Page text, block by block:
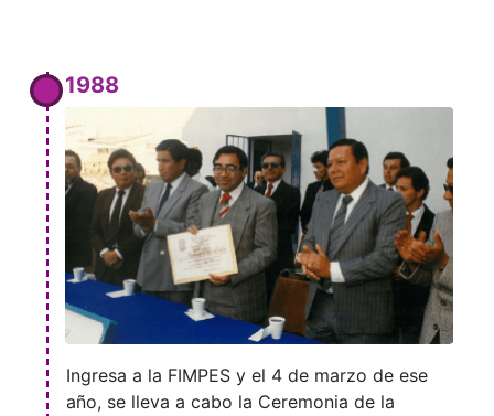
1988
Ingresa a la FIMPES y el 4 de marzo de ese
año, se lleva a cabo la Ceremonia de la